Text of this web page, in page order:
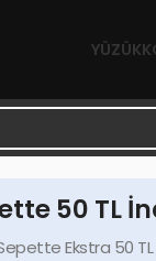
YÜZÜK
50 TL
Ekstra 50